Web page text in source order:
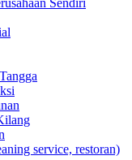
Sendiri
service, restoran)